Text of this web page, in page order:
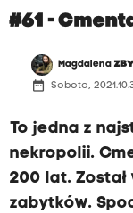
#61 -
Magdalena
date_range Sobota,
To jedna z
nekropolii.
200 lat. Został
zabytków.